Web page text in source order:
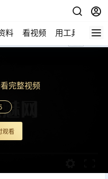
料 看视频 用工具 论技
完整视频
观看